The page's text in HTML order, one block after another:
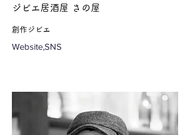
ジビエ居酒屋 さの屋
創作ジビエ
Website,SNS